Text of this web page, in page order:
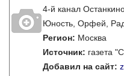
4-й канал
Юность, Орфей,
Регион: Москва
Источник: газета
Добавил на сайт: